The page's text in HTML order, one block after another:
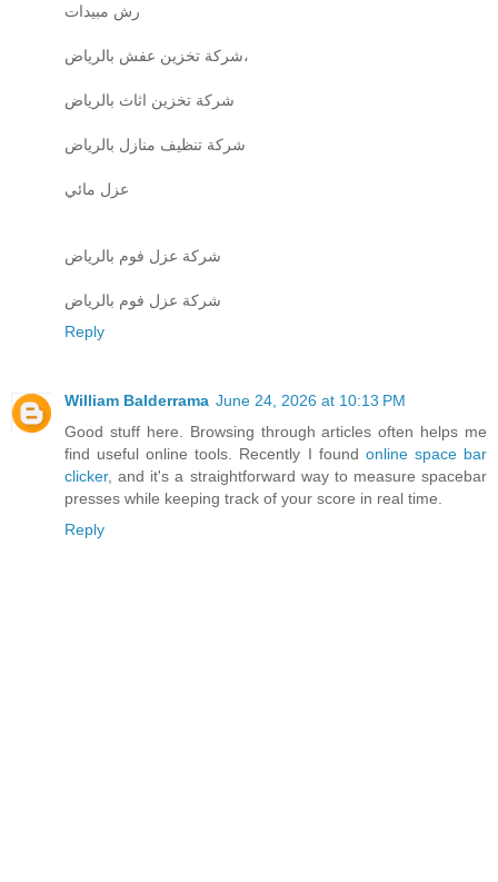
رش مبيدات
شركة تخزين عفش بالرياض،
شركة تخزين اثاث بالرياض
شركة تنظيف منازل بالرياض
عزل مائي
شركة عزل فوم بالرياض
شركة عزل فوم بالرياض
Reply
William Balderrama June 24, 2026 at 10:13 PM
Good stuff here. Browsing through articles often helps me
find useful online tools. Recently I found online space bar
clicker, and it's a straightforward way to measure spacebar
presses while keeping track of your score in real time.
Reply